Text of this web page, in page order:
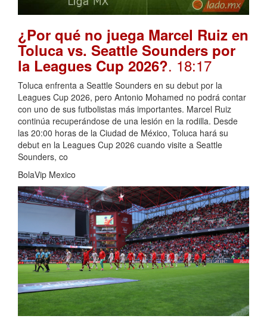
¿Por qué no juega Marcel Ruiz en
Toluca vs. Seattle Sounders por
la Leagues Cup 2026?. 18:17
Toluca enfrenta a Seattle Sounders en su debut por la
Leagues Cup 2026, pero Antonio Mohamed no podrá contar
con uno de sus futbolistas más importantes. Marcel Ruiz
continúa recuperándose de una lesión en la rodilla. Desde
las 20:00 horas de la Ciudad de México, Toluca hará su
debut en la Leagues Cup 2026 cuando visite a Seattle
Sounders, co
BolaVip Mexico